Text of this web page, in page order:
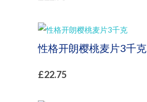
性格开朗樱桃麦片3千克
£22.75